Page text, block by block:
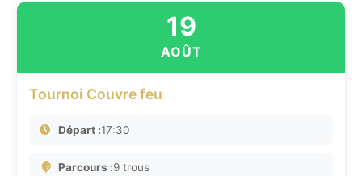
19
AOÛT
Tournoi Couvre feu
Départ :17:30
Parcours :9 trous